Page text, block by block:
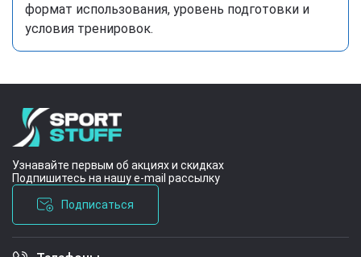
формат использования, уровень подготовки и
условия тренировок.
Узнавайте первым об акциях и скидках
Подпишитесь на нашу e-mail рассылку
Подписаться